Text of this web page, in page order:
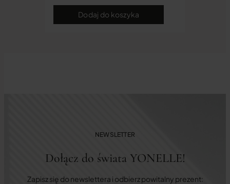
Dodaj do koszyka
NEWSLETTER
Dołącz do świata YONELLE!
Zapisz się do newslettera i odbierz powitalny prezent: